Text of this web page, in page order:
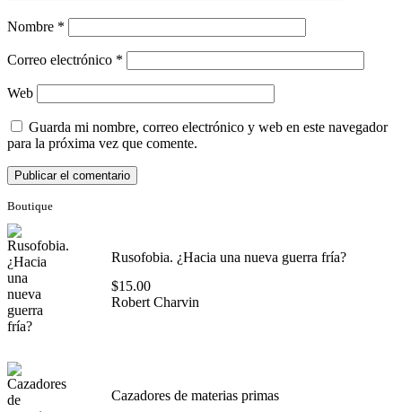
Nombre *
Correo electrónico *
Web
Guarda mi nombre, correo electrónico y web en este navegador
para la próxima vez que comente.
Boutique
Rusofobia. ¿Hacia una nueva guerra fría?
$15.00
Robert Charvin
Cazadores de materias primas